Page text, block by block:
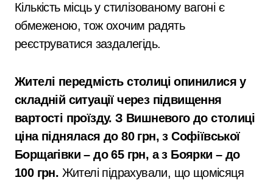
Кількість місць у стилізованому вагоні є
обмеженою, тож охочим радять
реєструватися заздалегідь.
Жителі передмість столиці опинилися у
складній ситуації через підвищення
вартості проїзду. З Вишневого до столиці
ціна піднялася до 80 грн, з Софіївської
Борщагівки – до 65 грн, а з Боярки – до
100 грн. Жителі підрахували, що щомісяця